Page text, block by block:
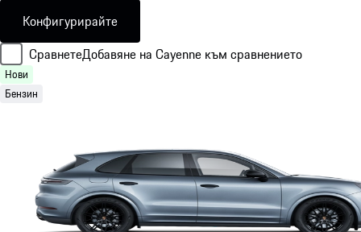
Конфигурирайте
СравнетеДобавяне на Cayenne към сравнението
Нови
Бензин